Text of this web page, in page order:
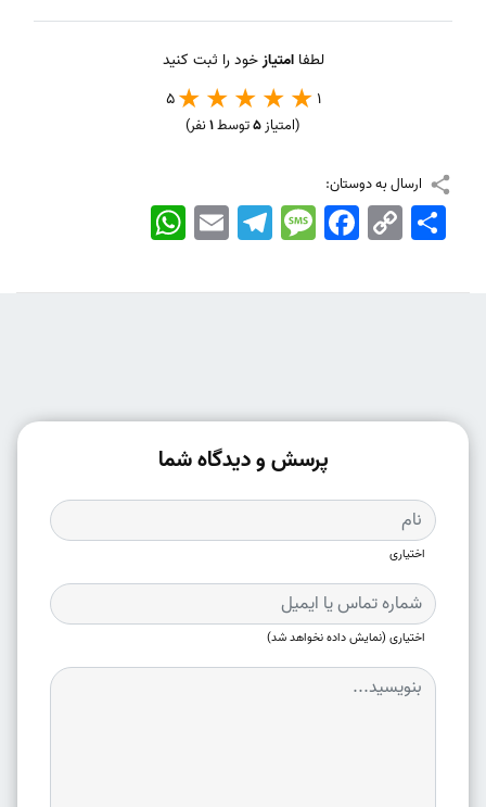
لطفاامتیازخود را ثبت کنید
1
5
(امتیاز5توسط1نفر)
ارسال به دوستان:
WhatsApp EmailTelegramMessageFacebook Copy
Link
اشتراک
پرسش و دیدگاه شما
اختیاری
اختیاری (نمایش داده نخواهد شد)